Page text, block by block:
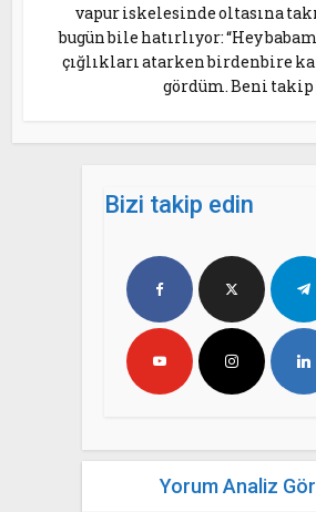
vapur iskelesinde oltasına
bugün bile hatırlıyor: “Hey
çığlıkları atarken birdenbire
gördüm. Beni takip
Bizi takip edin
Yorum Analiz